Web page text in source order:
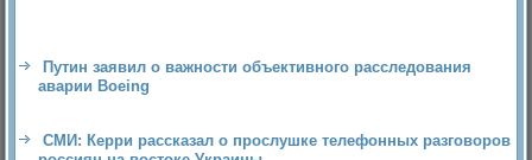
Путин заявил о важности объективного расследования
аварии Boeing
СМИ: Керри рассказал о прослушке телефонных разговоров